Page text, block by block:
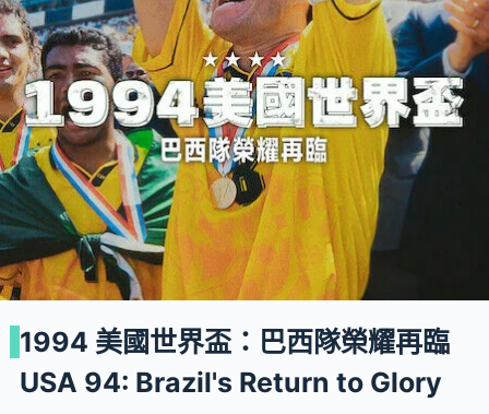
1994 美國世界盃：巴西隊榮耀再臨
USA 94: Brazil's Return to Glory